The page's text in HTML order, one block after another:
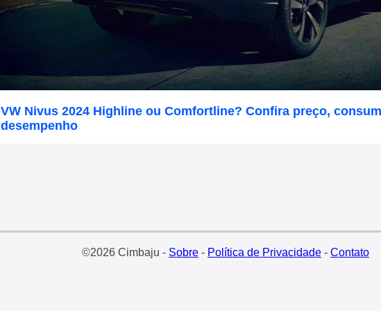
VW Nivus 2024 Highline ou Comfortline? Confira preço,
desempenho
©2026 Cimbaju - Sobre- Política de Privacidade- Contato